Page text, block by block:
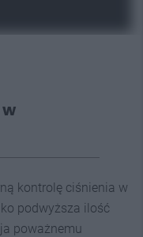
kontrolę ciśnienia w
podwyższa ilość
poważnemu